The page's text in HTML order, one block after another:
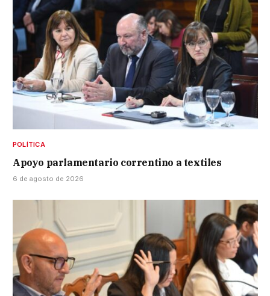
POLÍTICA
Apoyo parlamentario correntino a textiles
6 de agosto de 2026